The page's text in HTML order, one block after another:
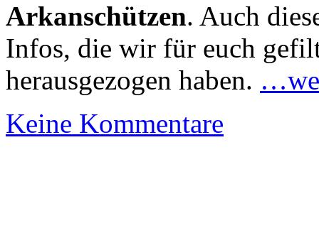
Arkanschützen. Auch
Infos, die wir für euch
herausgezogen haben.
Keine Kommentare